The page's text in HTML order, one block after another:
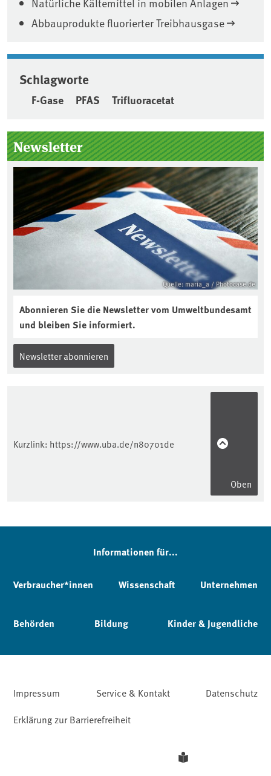
Abbauprodukte fluorierter Treibhausgase
Schlagworte
F-Gase PFAS Trifluoracetat
Seitenleiste
Newsletter
Quelle: maria_a / Photocase.de
Abonnieren Sie die Newsletter vom Umweltbundesamt
und bleiben Sie informiert.
Newsletter abonnieren
Kurzlink: https://www.uba.de/n80701de
Oben
Informationen für...
Verbraucher*innen Wissenschaft Unternehmen
Behörden Bildung Kinder & Jugendliche
Impressum Service & Kontakt
Datenschutz
Erklärung zur Barrierefreiheit